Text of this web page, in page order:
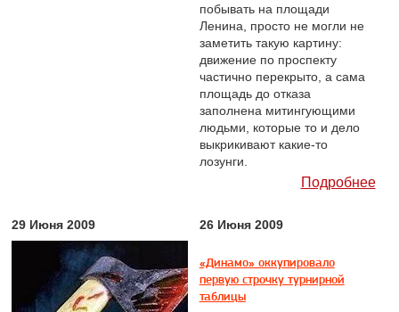
побывать на площади
Ленина, просто не могли не
заметить такую картину:
движение по проспекту
частично перекрыто, а сама
площадь до отказа
заполнена митингующими
людьми, которые то и дело
выкрикивают какие-то
лозунги.
Подробнее
29 Июня 2009 26 Июня 2009
«Динамо» оккупировало
первую строчку турнирной
таблицы